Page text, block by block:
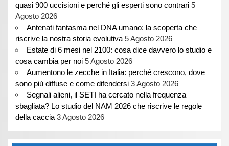
quasi 900 uccisioni e perché gli esperti sono contrari 5
Agosto 2026
Antenati fantasma nel DNA umano: la scoperta che
riscrive la nostra storia evolutiva 5 Agosto 2026
Estate di 6 mesi nel 2100: cosa dice davvero lo studio e
cosa cambia per noi 5 Agosto 2026
Aumentono le zecche in Italia: perché crescono, dove
sono più diffuse e come difendersi 3 Agosto 2026
Segnali alieni, il SETI ha cercato nella frequenza
sbagliata? Lo studio del NAM 2026 che riscrive le regole
della caccia 3 Agosto 2026